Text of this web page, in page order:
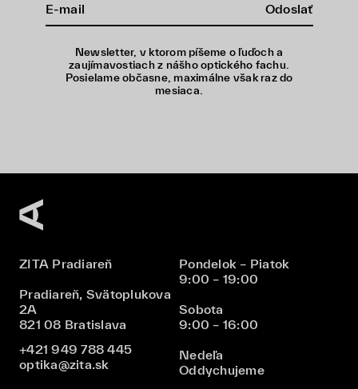
Odoslať
Newsletter, v ktorom píšeme o ľuďoch a
zaujímavostiach z nášho optického fachu.
Posielame občasne, maximálne však raz do
mesiaca.
ZITA Pradiareň
Pradiareň, Svätoplukova
2A
821 08 Bratislava
+421 949 788 445
optika@zita.sk
Pondelok – Piatok
9:00 – 19:00
Sobota
9:00 – 16:00
Nedeľa
Oddychujeme